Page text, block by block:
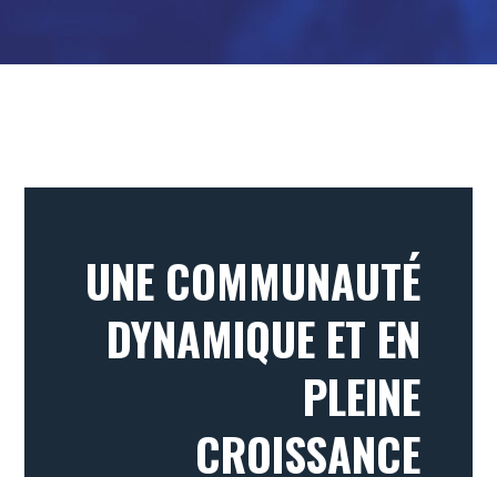
UNE COMMUNAUTÉ
DYNAMIQUE ET EN
PLEINE
CROISSANCE